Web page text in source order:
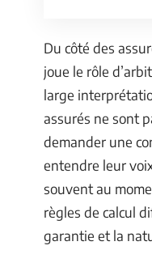
Du côté des
joue le rôle
large
assurés ne sont
demander une
entendre leur
souvent au
règles de calcul
garantie et la